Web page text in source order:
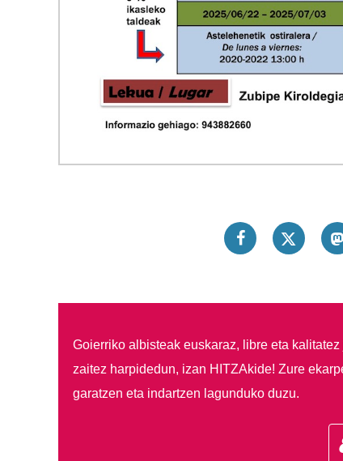
Goierriko albisteak euskaraz, libre eta
zaitez harpidedun, izan HITZAkide! Zure
garatzen eta indartzen lagunduko duzu.